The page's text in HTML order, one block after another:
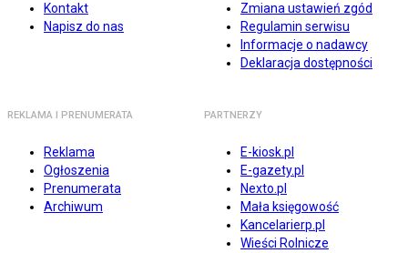
Kontakt
Napisz do nas
Zmiana ustawień zgód
Regulamin serwisu
Informacje o nadawcy
Deklaracja dostępności
REKLAMA I PRENUMERATA
Reklama
Ogłoszenia
Prenumerata
Archiwum
PARTNERZY
E-kiosk.pl
E-gazety.pl
Nexto.pl
Mała księgowość
Kancelarierp.pl
Wieści Rolnicze